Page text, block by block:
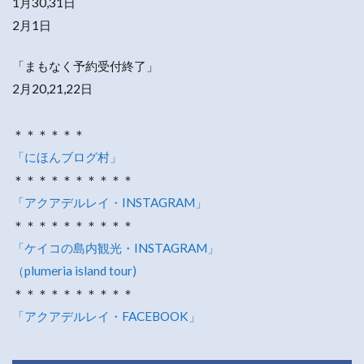
2月1日
「まもなく予約受付終了」
2月20,21,22日
＊＊＊＊＊＊
「にほんブログ村」
＊＊＊＊＊＊＊＊＊＊
「アクアデルレイ・INSTAGRAM」
＊＊＊＊＊＊＊＊＊＊
「ケイコの島内観光・INSTAGRAM」
（plumeria island tour)
＊＊＊＊＊＊＊＊＊＊
「アクアデルレイ・FACEBOOK」